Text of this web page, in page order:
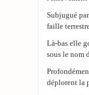
Subjugué
faille
Là-bas elle
sous le nom
déplorent la